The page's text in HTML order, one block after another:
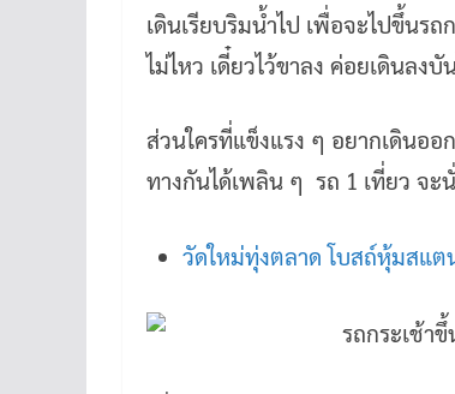
เดินเรียบริมน้ำไป เพื่อจะไปขึ้นร
ไม่ไหว เดี๋ยวไว้ขาลง ค่อยเดินลงบั
ส่วนใครที่แข็งแรง ๆ อยากเดินออ
ทางกันได้เพลิน ๆ รถ 1 เที่ยว จะ
วัดใหม่ทุ่งตลาด โบสถ์หุ้มสแต